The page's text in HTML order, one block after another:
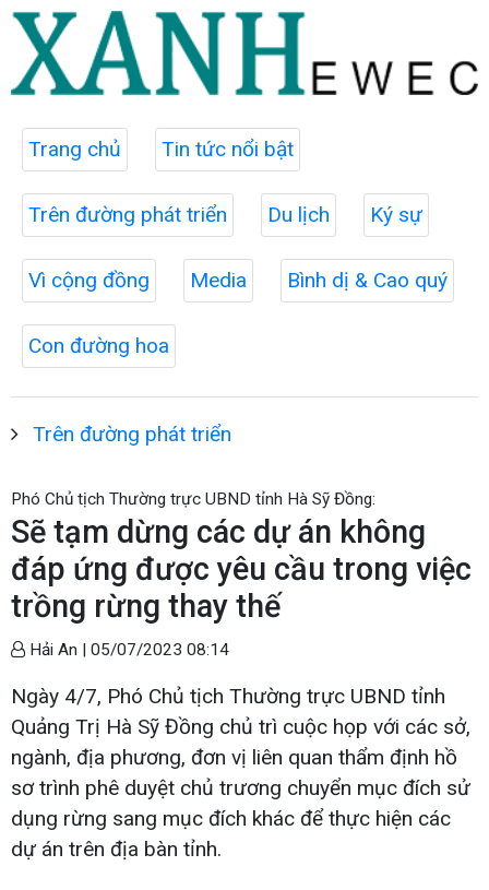
Trang chủ Tin tức nổi bật
Trên đường phát triển Du lịch Ký sự
Vì cộng đồng Media Bình dị & Cao quý
Con đường hoa
Trên đường phát triển
Phó Chủ tịch Thường trực UBND tỉnh Hà Sỹ Đồng:
Sẽ tạm dừng các dự án không
đáp ứng được yêu cầu trong việc
trồng rừng thay thế
Hải An | 05/07/2023 08:14
Ngày 4/7, Phó Chủ tịch Thường trực UBND tỉnh
Quảng Trị Hà Sỹ Đồng chủ trì cuộc họp với các sở,
ngành, địa phương, đơn vị liên quan thẩm định hồ
sơ trình phê duyệt chủ trương chuyển mục đích sử
dụng rừng sang mục đích khác để thực hiện các
dự án trên địa bàn tỉnh.